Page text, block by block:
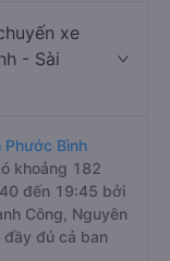
xe
- Sài
Phước Bình
khoảng 182
đến 19:45 bởi
Công, Nguyên
đủ cả ban